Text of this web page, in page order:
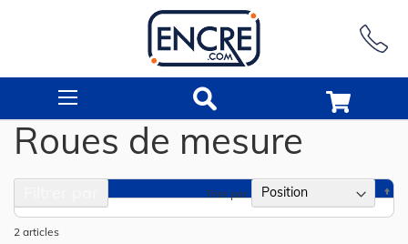
Roues de mesure
2 articles
Trier par